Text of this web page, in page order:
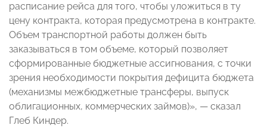
расписание рейса для того, чтобы уложиться в ту
цену контракта, которая предусмотрена в контракте.
Объем транспортной работы должен быть
заказываться в том объеме, который позволяет
сформированные бюджетные ассигнования, с точки
зрения необходимости покрытия дефицита бюджета
(механизмы межбюджетные трансферы, выпуск
облигационных, коммерческих займов)», — сказал
Глеб Киндер.